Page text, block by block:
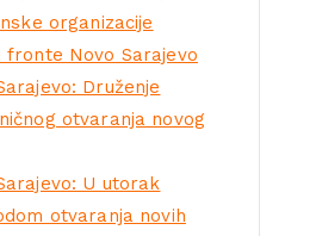
organizacije
Novo Sarajevo
Druženje
otvaranja novog
U utorak
otvaranja novih